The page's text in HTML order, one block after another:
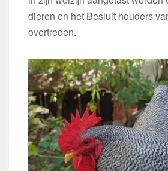
dieren en het Besluit houders
overtreden.